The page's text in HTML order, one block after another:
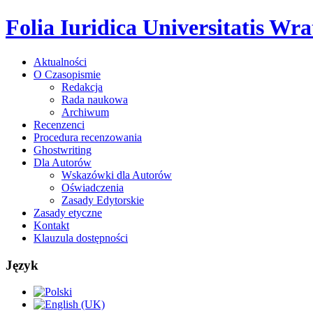
Folia Iuridica Universitatis
Aktualności
O Czasopismie
Redakcja
Rada naukowa
Archiwum
Recenzenci
Procedura recenzowania
Ghostwriting
Dla Autorów
Wskazówki dla Autorów
Oświadczenia
Zasady Edytorskie
Zasady etyczne
Kontakt
Klauzula dostępności
Język